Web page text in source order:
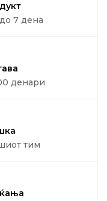
7 дена
денари
тим